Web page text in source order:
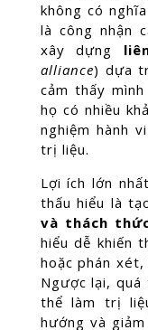
không có
là công nhận
xây dựng
alliance) dựa
cảm thấy
họ có nhiều
nghiệm hành
trị liệu.
Lợi ích lớn
thấu hiểu là
và thách
hiểu dễ khiến
hoặc phán
Ngược lại, quá
thể làm trị
hướng và